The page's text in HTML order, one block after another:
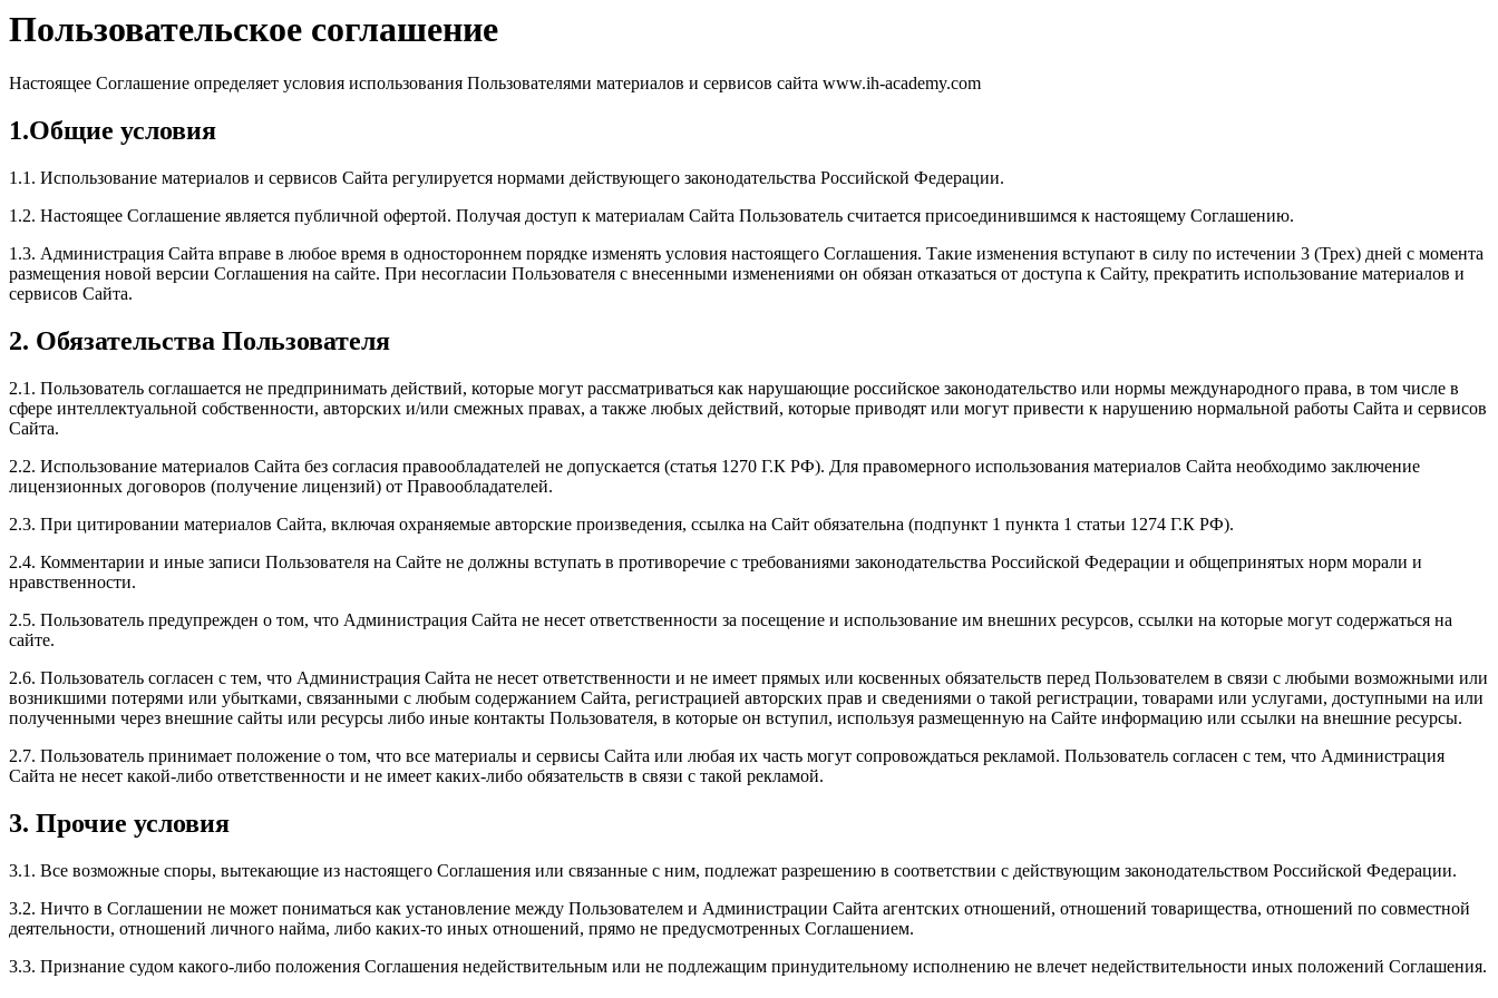
Пользовательское соглашение
Настоящее Соглашение определяет условия использования Пользователями материалов и сервисов сайта www.ih-academy.com
1.Общие условия
1.1. Использование материалов и сервисов Сайта регулируется нормами действующего законодательства Российской Федерации.
1.2. Настоящее Соглашение является публичной офертой. Получая доступ к материалам Сайта Пользователь считается присоединившимся к настоящему Соглашению.
1.3. Администрация Сайта вправе в любое время в одностороннем порядке изменять условия настоящего Соглашения. Такие изменения вступают в силу по истечении 3 (Трех) дней с момента
размещения новой версии Соглашения на сайте. При несогласии Пользователя с внесенными изменениями он обязан отказаться от доступа к Сайту, прекратить использование материалов и
сервисов Сайта.
2. Обязательства Пользователя
2.1. Пользователь соглашается не предпринимать действий, которые могут рассматриваться как нарушающие российское законодательство или нормы международного права, в том числе в
сфере интеллектуальной собственности, авторских и/или смежных правах, а также любых действий, которые приводят или могут привести к нарушению нормальной работы Сайта и сервисов
Сайта.
2.2. Использование материалов Сайта без согласия правообладателей не допускается (статья 1270 Г.К РФ). Для правомерного использования материалов Сайта необходимо заключение
лицензионных договоров (получение лицензий) от Правообладателей.
2.3. При цитировании материалов Сайта, включая охраняемые авторские произведения, ссылка на Сайт обязательна (подпункт 1 пункта 1 статьи 1274 Г.К РФ).
2.4. Комментарии и иные записи Пользователя на Сайте не должны вступать в противоречие с требованиями законодательства Российской Федерации и общепринятых норм морали и
нравственности.
2.5. Пользователь предупрежден о том, что Администрация Сайта не несет ответственности за посещение и использование им внешних ресурсов, ссылки на которые могут содержаться на
сайте.
2.6. Пользователь согласен с тем, что Администрация Сайта не несет ответственности и не имеет прямых или косвенных обязательств перед Пользователем в связи с любыми возможными или
возникшими потерями или убытками, связанными с любым содержанием Сайта, регистрацией авторских прав и сведениями о такой регистрации, товарами или услугами, доступными на или
полученными через внешние сайты или ресурсы либо иные контакты Пользователя, в которые он вступил, используя размещенную на Сайте информацию или ссылки на внешние ресурсы.
2.7. Пользователь принимает положение о том, что все материалы и сервисы Сайта или любая их часть могут сопровождаться рекламой. Пользователь согласен с тем, что Администрация
Сайта не несет какой-либо ответственности и не имеет каких-либо обязательств в связи с такой рекламой.
3. Прочие условия
3.1. Все возможные споры, вытекающие из настоящего Соглашения или связанные с ним, подлежат разрешению в соответствии с действующим законодательством Российской Федерации.
3.2. Ничто в Соглашении не может пониматься как установление между Пользователем и Администрации Сайта агентских отношений, отношений товарищества, отношений по совместной
деятельности, отношений личного найма, либо каких-то иных отношений, прямо не предусмотренных Соглашением.
3.3. Признание судом какого-либо положения Соглашения недействительным или не подлежащим принудительному исполнению не влечет недействительности иных положений Соглашения.